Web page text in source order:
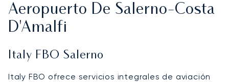
Aeropuerto De Salerno-Costa
D'Amalfi
Italy FBO Salerno
Italy FBO ofrece servicios integrales de aviación